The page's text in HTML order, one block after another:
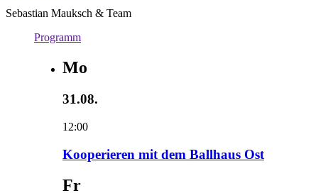
Sebastian Mauksch & Team
Programm
Mo
31.08.
12:00
Kooperieren mit dem Ballhaus Ost
Fr